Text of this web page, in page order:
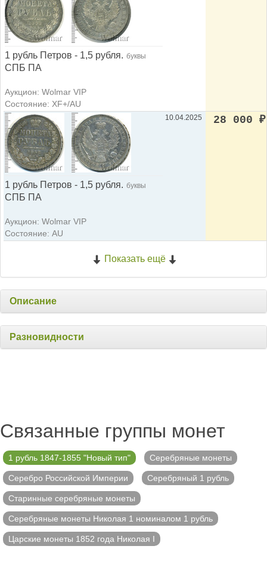
1 рубль Петров - 1,5 рубля. буквы
СПБ ПА
Аукцион: Wolmar VIP
Состояние: XF+/AU
1 рубль Петров - 1,5 рубля. буквы
СПБ ПА
Аукцион: Wolmar VIP
Состояние: AU
10.04.2025 28 000 ₽
Показать ещё
Описание
Разновидности
Связанные группы монет
1 рубль 1847-1855 "Новый тип" Серебряные монеты
Серебро Российской Империи Серебряный 1 рубль
Старинные серебряные монеты
Серебряные монеты Николая 1 номиналом 1 рубль
Царские монеты 1852 года Николая I